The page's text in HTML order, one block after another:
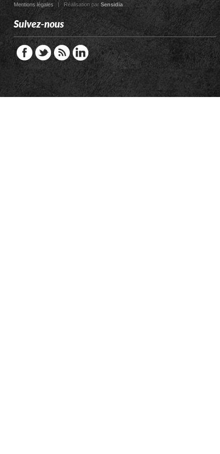
Mentions légales| Réalisation par Sensidia
Suivez-nous